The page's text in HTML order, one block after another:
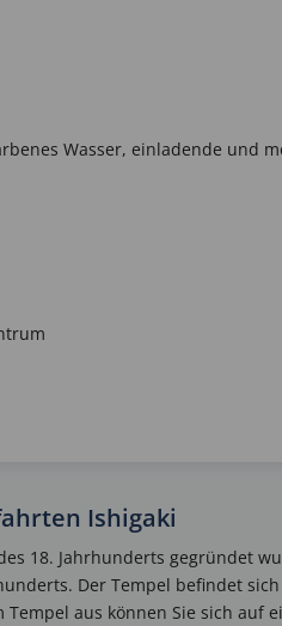
Wasser, einladende und
Ishigaki
18. Jahrhunderts gegründet
Der Tempel befindet
aus können Sie sich auf